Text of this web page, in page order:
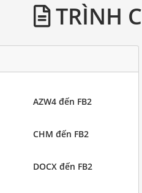
TRÌNH
AZW4 đến FB2
CHM đến FB2
DOCX đến FB2